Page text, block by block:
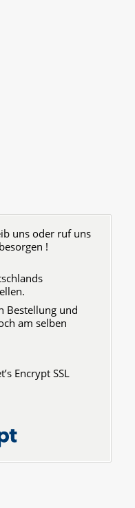
uns oder ruf uns
!
Bestellung und
am selben
Encrypt SSL